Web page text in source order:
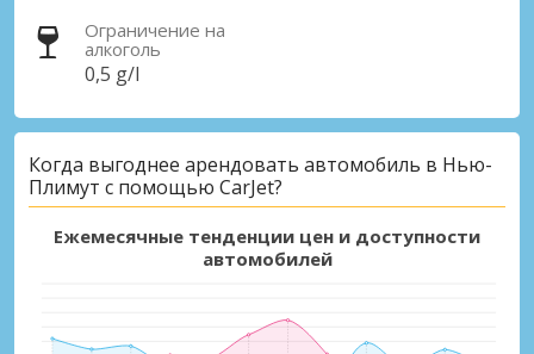
Ограничение на
алкоголь
0,5 g/l
Когда выгоднее арендовать автомобиль в Нью-
Плимут с помощью CarJet?
Ежемесячные тенденции цен и доступности
автомобилей